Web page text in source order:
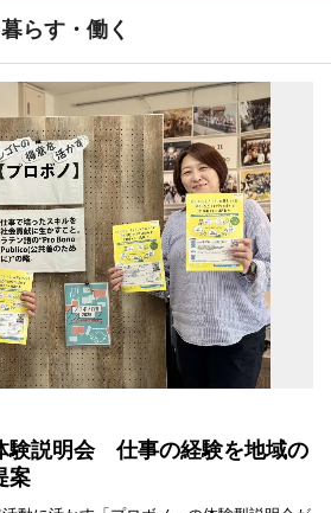
暮らす・働く
験説明会 仕事の経験を地域の
案